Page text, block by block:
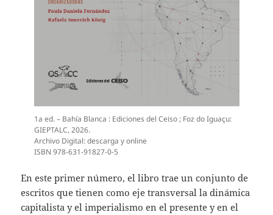
1a ed. – Bahía Blanca : Ediciones del Ceiso ; Foz do Iguaçu:
GIEPTALC, 2026.
Archivo Digital: descarga y online
ISBN 978-631-91827-0-5
En este primer número, el libro trae un conjunto de
escritos que tienen como eje transversal la dinámica
capitalista y el imperialismo en el presente y en el